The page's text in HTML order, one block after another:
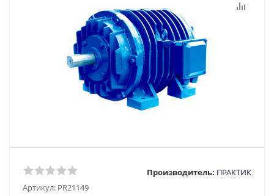
Артикул: PR21149
Производитель: ПРАКТИК